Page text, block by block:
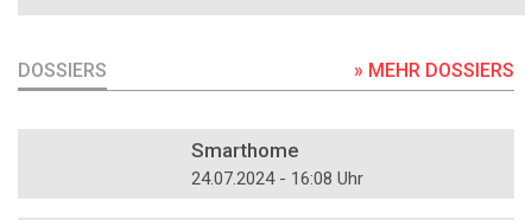
DOSSIERS » MEHR DOSSIERS
Smarthome
24.07.2024 - 16:08 Uhr